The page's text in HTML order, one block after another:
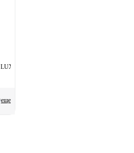
еще
KH-R5 CSA круглая